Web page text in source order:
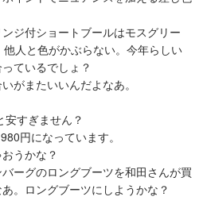
ジ付ショートブールはモスグリー
人と色がかぶらない。今年らしい
ているでしょ？
がまたいいんだよなあ。
安すぎません？
円になっています。
うかな？
ーグのロングブーツを和田さんが買
。ロングブーツにしようかな？